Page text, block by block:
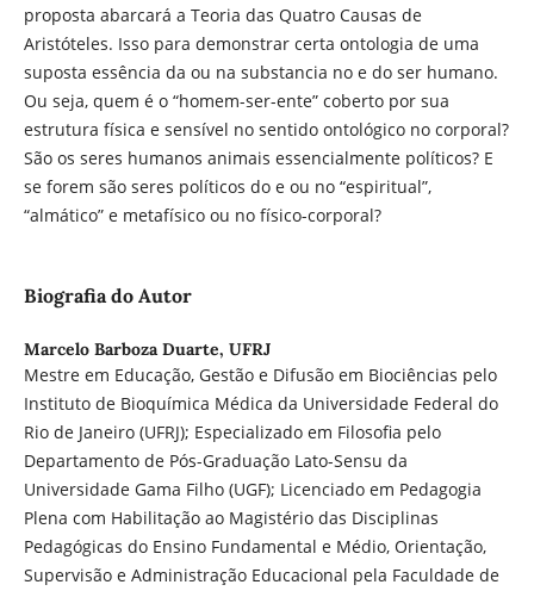
proposta abarcará a Teoria das Quatro Causas de
Aristóteles. Isso para demonstrar certa ontologia de uma
suposta essência da ou na substancia no e do ser humano.
Ou seja, quem é o “homem-ser-ente” coberto por sua
estrutura física e sensível no sentido ontológico no corporal?
São os seres humanos animais essencialmente políticos? E
se forem são seres políticos do e ou no “espiritual”,
“almático” e metafísico ou no físico-corporal?
Biografia do Autor
Marcelo Barboza Duarte, UFRJ
Mestre em Educação, Gestão e Difusão em Biociências pelo
Instituto de Bioquímica Médica da Universidade Federal do
Rio de Janeiro (UFRJ); Especializado em Filosofia pelo
Departamento de Pós-Graduação Lato-Sensu da
Universidade Gama Filho (UGF); Licenciado em Pedagogia
Plena com Habilitação ao Magistério das Disciplinas
Pedagógicas do Ensino Fundamental e Médio, Orientação,
Supervisão e Administração Educacional pela Faculdade de